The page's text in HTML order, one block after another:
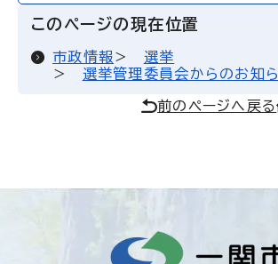
このページの現在位置
市政情報
選挙
選挙管理委員会からのお知
前のページへ戻る